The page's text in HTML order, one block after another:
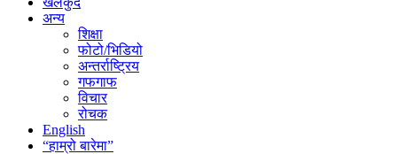
अन्य
शिक्षा
फोटो/भिडियो
अन्तर्राष्ट्रिय
गफगाफ
विचार
रोचक
English
“हाम्रो बारेमा”